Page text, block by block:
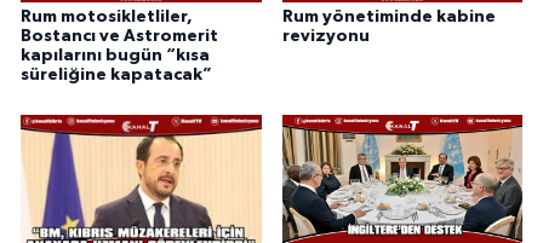
Rum motosikletliler,
Bostancı ve Astromerit
kapılarını bugün “kısa
süreliğine kapatacak”
Rum yönetiminde kabine
revizyonu